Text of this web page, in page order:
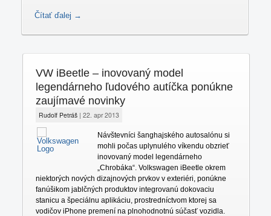
Čítať ďalej →
VW iBeetle – inovovaný model
legendárneho ľudového autíčka ponúkne
zaujímavé novinky
Rudolf Petráš| 22. apr 2013
Návštevníci šanghajského autosalónu si
mohli počas uplynulého víkendu obzrieť
inovovaný model legendárneho
„Chrobáka“. Volkswagen iBeetle okrem
niektorých nových dizajnových prvkov v exteriéri, ponúkne
fanúšikom jablčných produktov integrovanú dokovaciu
stanicu a špeciálnu aplikáciu, prostredníctvom ktorej sa
vodičov iPhone premení na plnohodnotnú súčasť vozidla.